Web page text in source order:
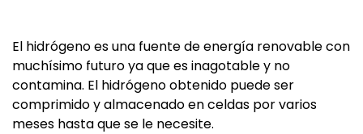
El hidrógeno es una fuente de energía renovable con
muchísimo futuro ya que es inagotable y no
contamina. El hidrógeno obtenido puede ser
comprimido y almacenado en celdas por varios
meses hasta que se le necesite.